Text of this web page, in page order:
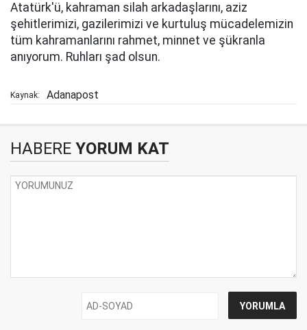
Atatürk'ü, kahraman silah arkadaşlarını, aziz
şehitlerimizi, gazilerimizi ve kurtuluş mücadelemizin
tüm kahramanlarını rahmet, minnet ve şükranla
anıyorum. Ruhları şad olsun.
Kaynak: Adanapost
HABERE YORUM KAT